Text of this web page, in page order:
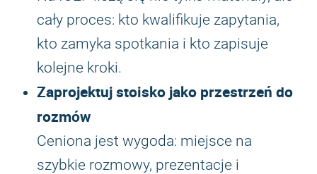
cały proces: kto kwalifikuje zapytania,
kto zamyka spotkania i kto zapisuje
kolejne kroki.
Zaprojektuj stoisko jako przestrzeń do
rozmów
Ceniona jest wygoda: miejsce na
szybkie rozmowy, prezentacje i